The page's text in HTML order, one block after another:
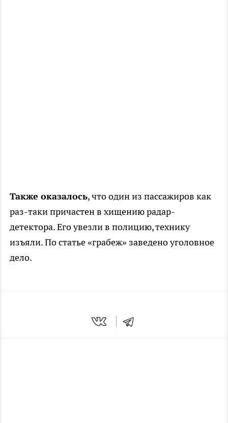
Также оказалось, что один из пассажиров как
раз-таки причастен в хищению радар-
детектора. Его увезли в полицию, технику
изъяли. По статье «грабеж» заведено уголовное
дело.